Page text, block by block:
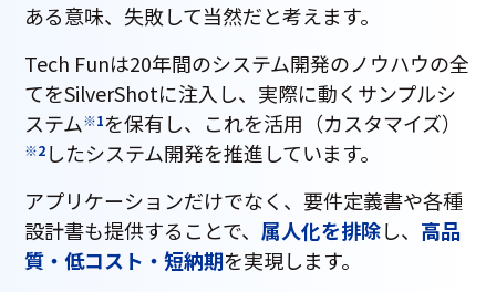
ある意味、失敗して当然だと考えます。
Tech Funは20年間のシステム開発のノウハウの全
てをSilverShotに注入し、実際に動くサンプルシ
ステム※1を保有し、これを活用（カスタマイズ）
※2 したシステム開発を推進しています。
アプリケーションだけでなく、要件定義書や各種
設計書も提供することで、 属人化を排除し、 高品
質・低コスト・短納期を実現します。